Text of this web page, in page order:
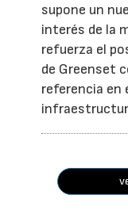
supone un
interés de la
refuerza el
de Greenset
referencia en